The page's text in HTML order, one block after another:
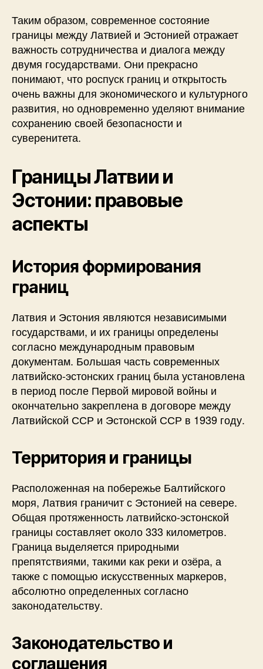
Таким образом, современное состояние
границы между Латвией и Эстонией отражает
важность сотрудничества и диалога между
двумя государствами. Они прекрасно
понимают, что роспуск границ и открытость
очень важны для экономического и культурного
развития, но одновременно уделяют внимание
сохранению своей безопасности и
суверенитета.
Границы Латвии и
Эстонии: правовые
аспекты
История формирования
границ
Латвия и Эстония являются независимыми
государствами, и их границы определены
согласно международным правовым
документам. Большая часть современных
латвийско-эстонских границ была установлена
в период после Первой мировой войны и
окончательно закреплена в договоре между
Латвийской ССР и Эстонской ССР в 1939 году.
Территория и границы
Расположенная на побережье Балтийского
моря, Латвия граничит с Эстонией на севере.
Общая протяженность латвийско-эстонской
границы составляет около 333 километров.
Граница выделяется природными
препятствиями, такими как реки и озёра, а
также с помощью искусственных маркеров,
абсолютно определенных согласно
законодательству.
Законодательство и
соглашения